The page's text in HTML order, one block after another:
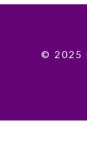
© 2025